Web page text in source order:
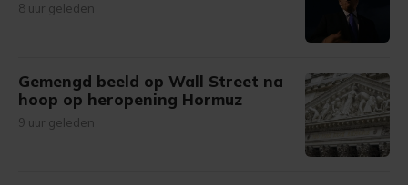
8 uur geleden
Gemengd beeld op Wall Street na
hoop op heropening Hormuz
9 uur geleden